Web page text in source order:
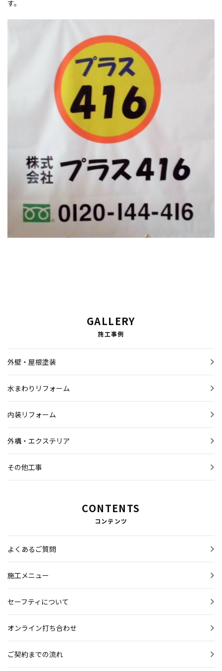
す。
GALLERY
施工事例
外壁・屋根塗装
水まわりリフォーム
内装リフォーム
外構・エクステリア
その他工事
CONTENTS
コンテンツ
よくあるご質問
施工メニュー
セーフティについて
オンライン打ち合わせ
ご契約までの流れ